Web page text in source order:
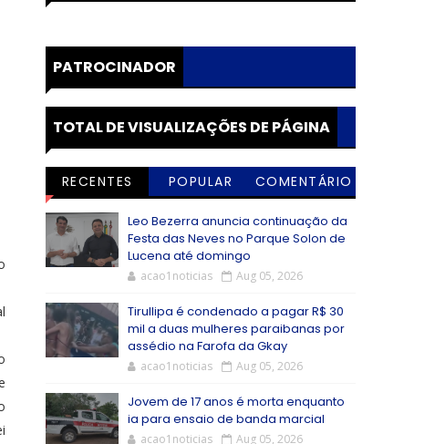
PATROCINADOR
TOTAL DE VISUALIZAÇÕES DE PÁGINA
RECENTES POPULAR
COMENTÁRIO
Leo Bezerra anuncia continuação da
Festa das Neves no Parque Solon de
Lucena até domingo
acao1noticias Aug 05, 2026
Tirullipa é condenado a pagar R$ 30
mil a duas mulheres paraibanas por
assédio na Farofa da Gkay
acao1noticias Aug 05, 2026
Jovem de 17 anos é morta enquanto
ia para ensaio de banda marcial
acao1noticias Aug 05, 2026